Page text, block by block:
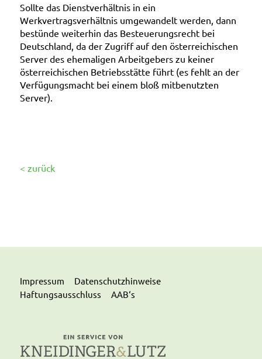
Sollte das Dienstverhältnis in ein
Werkvertragsverhältnis umgewandelt werden, dann
bestünde weiterhin das Besteuerungsrecht bei
Deutschland, da der Zugriff auf den österreichischen
Serverdes ehemaligen Arbeitgebers zu keiner
österreichischen Betriebsstätte führt (es fehlt an der
Verfügungsmacht bei einem bloß mitbenutzten
Server).
< zurück
Impressum
Datenschutzhinweise
Haftungsausschluss
AAB‘s